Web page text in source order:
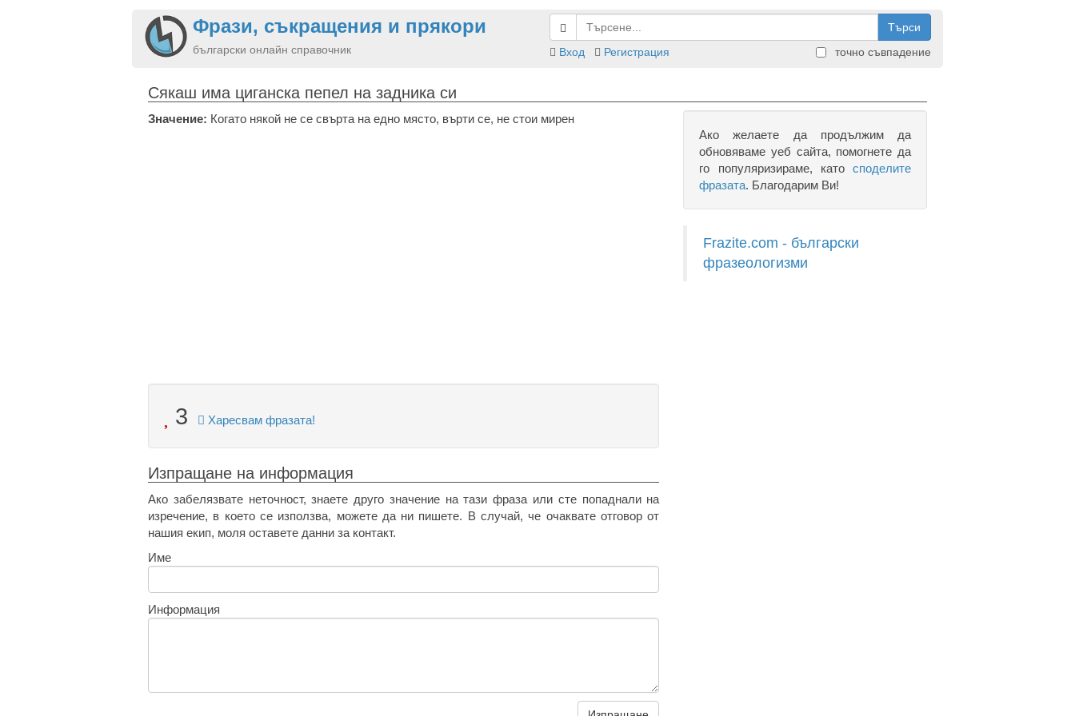
Фрази, съкращения и прякори
български онлайн справочник
Търси
Вход
Регистрация точно съвпадение
Сякаш има циганска пепел на задника си
Значение: Когато някой не се свърта на едно място, върти се, не стои мирен
3 Харесвам фразата!
Изпращане на информация
Ако забелязвате неточност, знаете друго значение на тази фраза или сте попаднали на
изречение, в което се използва, можете да ни пишете. В случай, че очаквате отговор от
нашия екип, моля оставете данни за контакт.
Име
Информация
Ако желаете да продължим да
обновяваме уеб сайта, помогнете да
го популяризираме, като споделите
фразата. Благодарим Ви!
Frazite.com - български
фразеологизми